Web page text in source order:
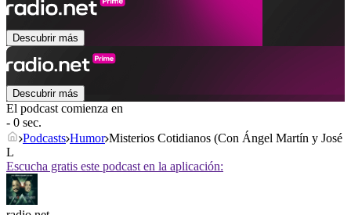
Descubrir más
Descubrir más
El podcast comienza en
- 0 sec.
Podcasts Humor Misterios Cotidianos (Con Ángel Martín y José
L
Escucha gratis este podcast en la aplicación: